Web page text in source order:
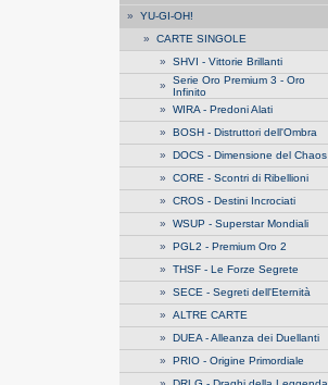
» YU-GI-OH!
» CARTE SINGOLE
» SHVI - Vittorie Brillanti
» Serie Oro Premium 3 - Oro
Infinito
» WIRA - Predoni Alati
» BOSH - Distruttori dell'Ombra
» DOCS - Dimensione del Chaos
» CORE - Scontri di Ribellioni
» CROS - Destini Incrociati
» WSUP - Superstar Mondiali
» PGL2 - Premium Oro 2
» THSF - Le Forze Segrete
» SECE - Segreti dell'Eternità
» ALTRE CARTE
» DUEA - Alleanza dei Duellanti
» PRIO - Origine Primordiale